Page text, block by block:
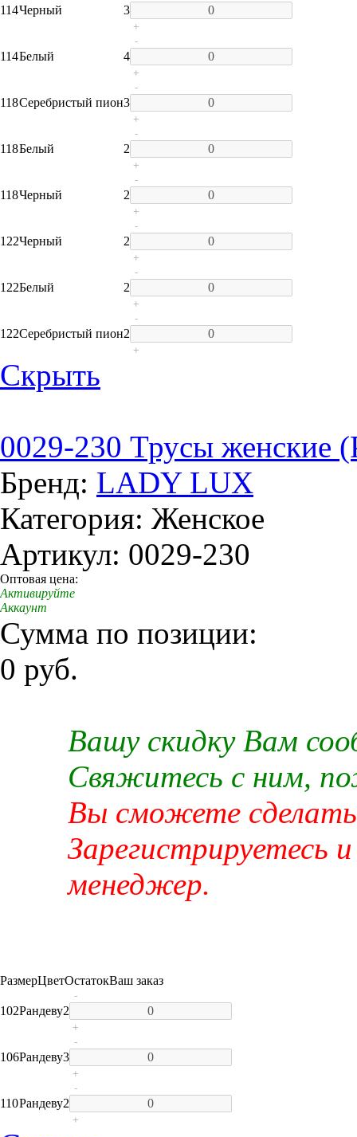
114Черный 3
+
114Белый 4
-
+
118Серебристый пион3
-
+
118Белый 2
-
+
118Черный 2
-
+
122Черный 2
-
+
122Белый 2
-
+
122Серебристый пион2
-
+
Скрыть
0029-230 Трусы женские
Бренд: LADY LUX
Категория: Женское
Артикул: 0029-230
Оптовая цена:
Активируйте
Аккаунт
Сумма по позиции:
0 руб.
Вашу скидку Вам
Свяжитесь с ним,
Вы сможете сделать
Зарегистрируетесь
менеджер.
РазмерЦветОстатокВаш заказ
102Рандеву2
-
+
106Рандеву3
-
+
110Рандеву2
-
+